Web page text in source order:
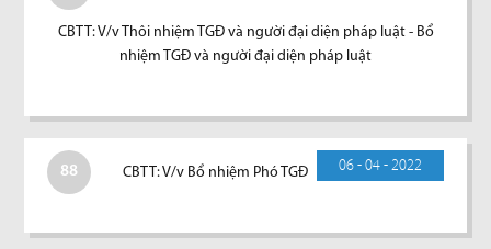
CBTT: V/v Thôi nhiệm TGĐ và người đại diện pháp luật - Bổ
nhiệm TGĐ và người đại diện pháp luật
88 06 - 04 - 2022
CBTT: V/v Bổ nhiệm Phó TGĐ